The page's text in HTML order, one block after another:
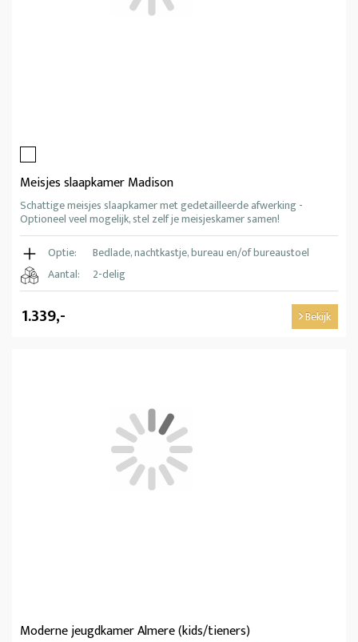
Meisjes slaapkamer Madison
Schattige meisjes slaapkamer met gedetailleerde afwerking -
Optioneel veel mogelijk, stel zelf je meisjeskamer samen!
Optie:
Bedlade, nachtkastje, bureau en/of bureaustoel
Aantal:
2-delig
1.339,- Bekijk
Moderne jeugdkamer Almere (kids/tieners)